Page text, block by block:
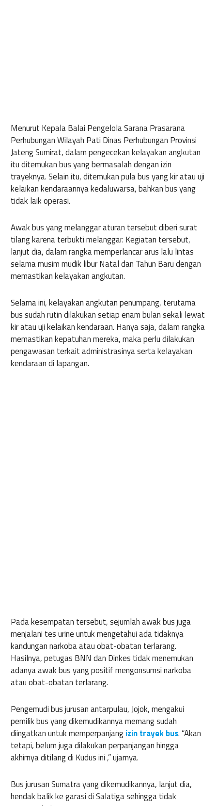
Menurut Kepala Balai Pengelola Sarana Prasarana
Perhubungan Wilayah Pati Dinas Perhubungan Provinsi
Jateng Sumirat, dalam pengecekan kelayakan angkutan
itu ditemukan bus yang bermasalah dengan izin
trayeknya. Selain itu, ditemukan pula bus yang kir atau uji
kelaikan kendaraannya kedaluwarsa, bahkan bus yang
tidak laik operasi.
Awak bus yang melanggar aturan tersebut diberi surat
tilang karena terbukti melanggar. Kegiatan tersebut,
lanjut dia, dalam rangka memperlancar arus lalu lintas
selama musim mudik libur Natal dan Tahun Baru dengan
memastikan kelayakan angkutan.
Selama ini, kelayakan angkutan penumpang, terutama
bus sudah rutin dilakukan setiap enam bulan sekali lewat
kir atau uji kelaikan kendaraan. Hanya saja, dalam rangka
memastikan kepatuhan mereka, maka perlu dilakukan
pengawasan terkait administrasinya serta kelayakan
kendaraan di lapangan.
Pada kesempatan tersebut, sejumlah awak bus juga
menjalani tes urine untuk mengetahui ada tidaknya
kandungan narkoba atau obat-obatan terlarang.
Hasilnya, petugas BNN dan Dinkes tidak menemukan
adanya awak bus yang positif mengonsumsi narkoba
atau obat-obatan terlarang.
Pengemudi bus jurusan antarpulau, Jojok, mengakui
pemilik bus yang dikemudikannya memang sudah
diingatkan untuk memperpanjangizin trayek bus. “Akan
tetapi, belum juga dilakukan perpanjangan hingga
akhirnya ditilang di Kudus ini ,” ujarnya.
Bus jurusan Sumatra yang dikemudikannya, lanjut dia,
hendak balik ke garasi di Salatiga sehingga tidak